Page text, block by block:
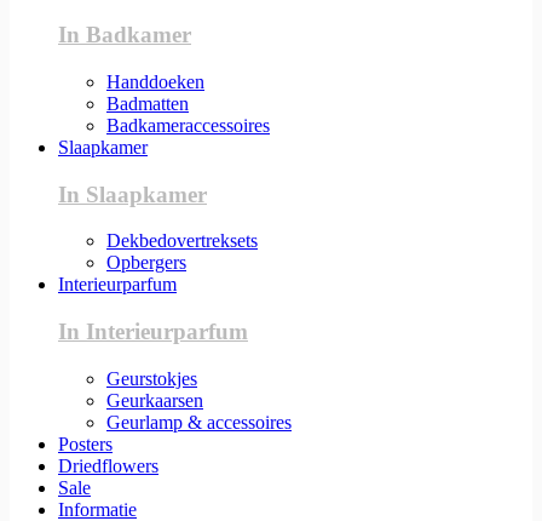
In Badkamer
Handdoeken
Badmatten
Badkameraccessoires
Slaapkamer
In Slaapkamer
Dekbedovertreksets
Opbergers
Interieurparfum
In Interieurparfum
Geurstokjes
Geurkaarsen
Geurlamp & accessoires
Posters
Driedflowers
Sale
Informatie